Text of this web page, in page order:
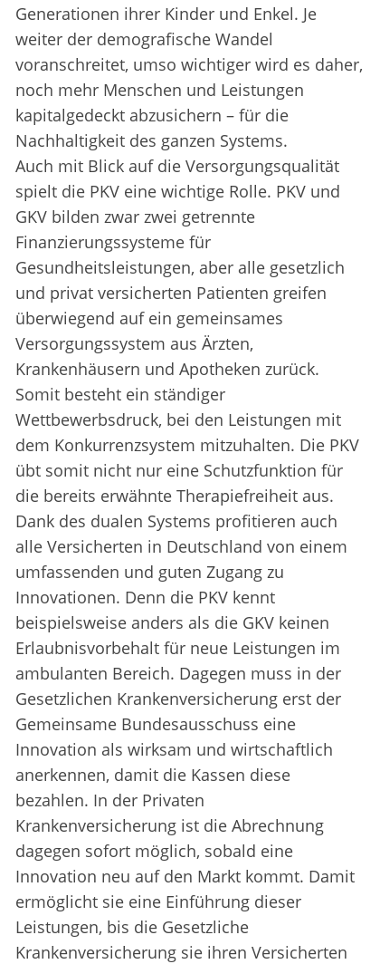
Generationen ihrer Kinder und Enkel. Je
weiter der demografische Wandel
voranschreitet, umso wichtiger wird es daher,
noch mehr Menschen und Leistungen
kapitalgedeckt abzusichern – für die
Nachhaltigkeit des ganzen Systems.
Auch mit Blick auf die Versorgungsqualität
spielt die PKV eine wichtige Rolle. PKV und
GKV bilden zwar zwei getrennte
Finanzierungssysteme für
Gesundheitsleistungen, aber alle gesetzlich
und privat versicherten Patienten greifen
überwiegend auf ein gemeinsames
Versorgungssystem aus Ärzten,
Krankenhäusern und Apotheken zurück.
Somit besteht ein ständiger
Wettbewerbsdruck, bei den Leistungen mit
dem Konkurrenzsystem mitzuhalten. Die PKV
übt somit nicht nur eine Schutzfunktion für
die bereits erwähnte Therapiefreiheit aus.
Dank des dualen Systems profitieren auch
alle Versicherten in Deutschland von einem
umfassenden und guten Zugang zu
Innovationen. Denn die PKV kennt
beispielsweise anders als die GKV keinen
Erlaubnisvorbehalt für neue Leistungen im
ambulanten Bereich. Dagegen muss in der
Gesetzlichen Krankenversicherung erst der
Gemeinsame Bundesausschuss eine
Innovation als wirksam und wirtschaftlich
anerkennen, damit die Kassen diese
bezahlen. In der Privaten
Krankenversicherung ist die Abrechnung
dagegen sofort möglich, sobald eine
Innovation neu auf den Markt kommt. Damit
ermöglicht sie eine Einführung dieser
Leistungen, bis die Gesetzliche
Krankenversicherung sie ihren Versicherten